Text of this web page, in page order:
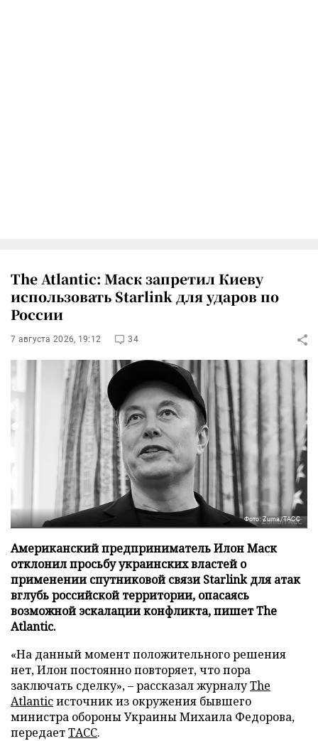
The Atlantic: Маск запретил Киеву
использовать Starlink для ударов по
России
7 августа 2026, 19:12 34
Фото: Zuma/ТАСС
Американский предприниматель Илон Маск
отклонил просьбу украинских властей о
применении спутниковой связи Starlink для атак
вглубь российской территории, опасаясь
возможной эскалации конфликта, пишет The
Atlantic.
«На данный момент положительного решения
нет, Илон постоянно повторяет, что пора
заключать сделку», – рассказал журналуThe
Atlanticисточник из окружения бывшего
министра обороны Украины Михаила Федорова,
передаетТАСС.